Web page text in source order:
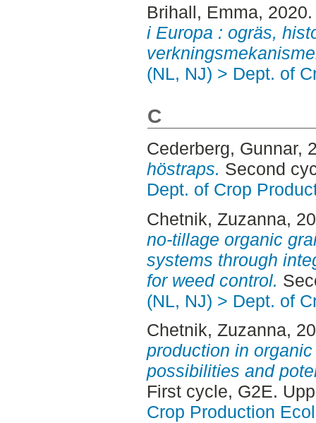
Brihall, Emma,
i Europa : ogräs,
(NL, NJ) > Dept. of
C
Cederberg, Gunnar,
höstraps. Second
Dept. of Crop
Chetnik, Zuzanna,
no-tillage organic
systems through
for weed control.
(NL, NJ) > Dept. of
Chetnik, Zuzanna,
production in
possibilities and
First cycle, G2E.
Crop Production